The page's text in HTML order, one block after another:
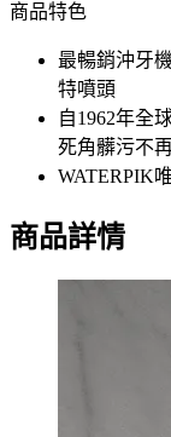
商品特色
最暢銷沖牙
特噴頭
自1962年全
死角髒污不
WATERPIK
商品詳情